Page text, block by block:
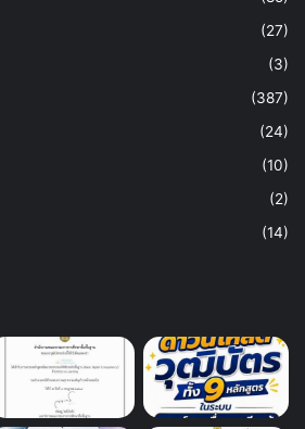
(27)
(3)
(387)
(24)
(10)
(2)
(14)